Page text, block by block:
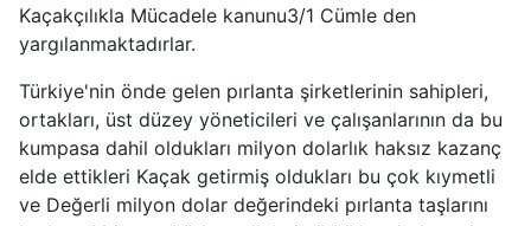
Kaçakçılıkla Mücadele kanunu3/1 Cümle den
yargılanmaktadırlar.
Türkiye'nin önde gelen pırlanta şirketlerinin sahipleri,
ortakları, üst düzey yöneticileri ve çalışanlarının da bu
kumpasa dahil oldukları milyon dolarlık haksız kazanç
elde ettikleri Kaçak getirmiş oldukları bu çok kıymetli
ve Değerli milyon dolar değerindeki pırlanta taşlarını